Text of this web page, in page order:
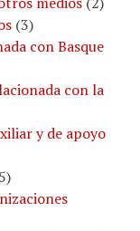
(3)
con Basque
con la
y de apoyo
5)